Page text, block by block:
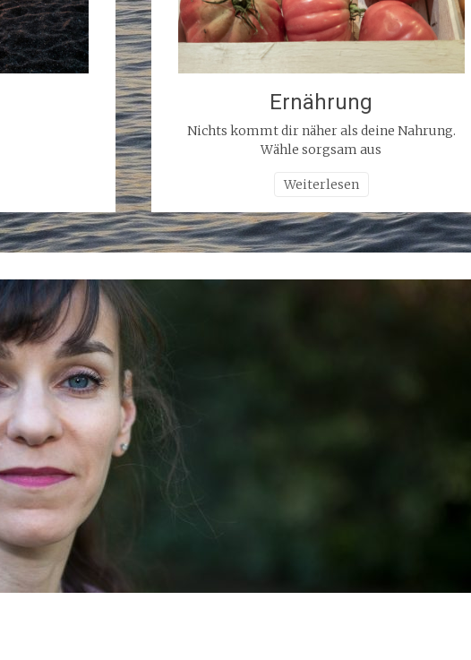
Ernährung
Nichts kommt dir näher als deine Nahrung.
Wähle sorgsam aus
Weiterlesen